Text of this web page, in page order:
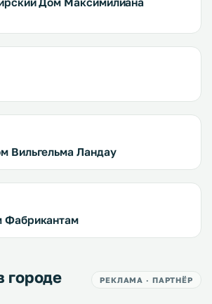
Вильгельма Ландау
Фабрикантам
городе
РЕКЛАМА · ПАРТНЁР